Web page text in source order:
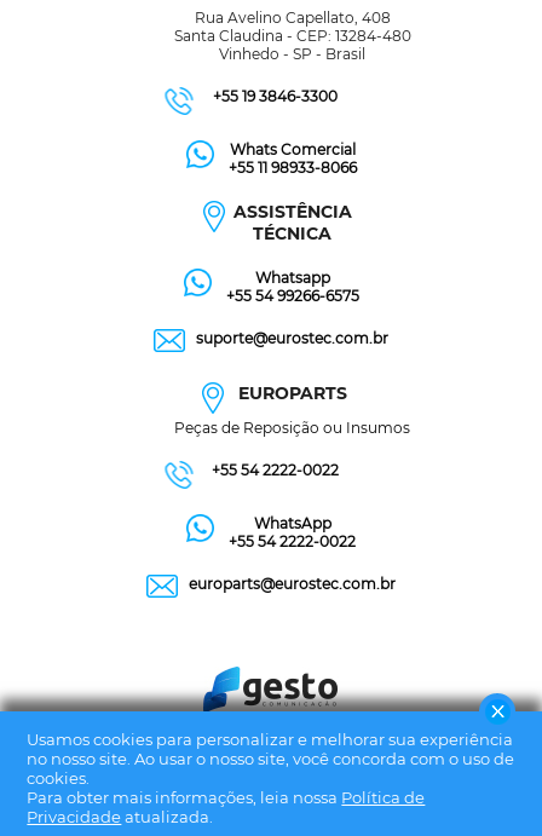
Usamos cookies para personalizar e melhorar sua experiência
no nosso site. Ao usar o nosso site, você concorda com o uso de
cookies.
Para obter mais informações, leia nossa Política de
Privacidadeatualizada.
Rua Avelino Capellato, 408
Santa Claudina - CEP: 13284-480
Vinhedo - SP - Brasil
+55 19 3846-3300
Whats Comercial
+55 11 98933-8066
ASSISTÊNCIA
TÉCNICA
Whatsapp
+55 54 99266-6575
suporte@eurostec.com.br
EUROPARTS
Peças de Reposição ou Insumos
+55 54 2222-0022
WhatsApp
+55 54 2222-0022
europarts@eurostec.com.br